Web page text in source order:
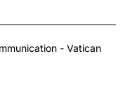
- Vatican